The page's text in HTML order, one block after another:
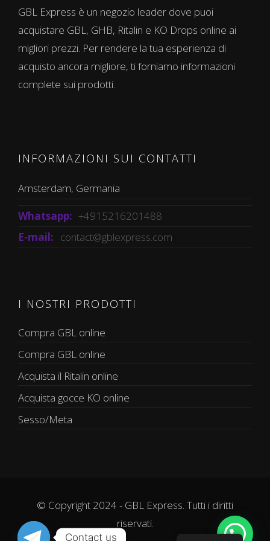
GBL Express è un negozio leader dove puoi
acquistare GBL, GHB, Ritalin e KO Drops online ai
migliori prezzi. Per rendere la tua esperienza di
acquisto ancora migliore, ti forniamo informazioni
complete sui prodotti.
INFORMAZIONI SUI CONTATTI
Amsterdam, Germania
Whatsapp: +4915216201488
E-mail: contact@gblexpress.com
I NOSTRI PRODOTTI
Compra GBL online
Compra GBL online
Acquista il Ritalin online
Acquista gocce KO online
Sesso/Meta
© Copyright 2024 - GBL Express. Tutti i diritti
riservati.
Contact us